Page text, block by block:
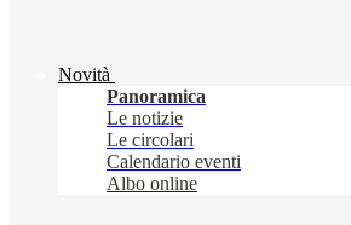
Novità
Panoramica
Le notizie
Le circolari
Calendario eventi
Albo online